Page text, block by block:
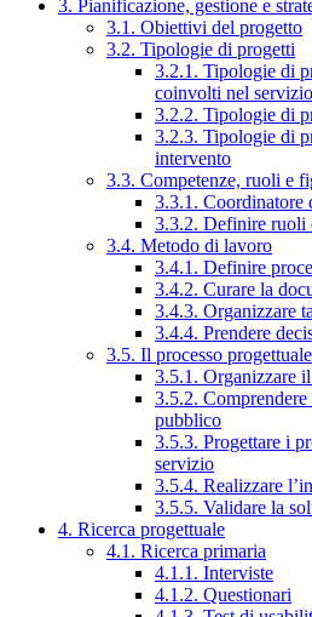
3. Pianificazione, gestione e
3.1. Obiettivi del progetto
3.2. Tipologie di progetti
3.2.1. Tipologie di
coinvolti nel servizio
3.2.2. Tipologie di
3.2.3. Tipologie di
intervento
3.3. Competenze, ruoli e
3.3.1. Coordinatore
3.3.2. Definire ruoli
3.4. Metodo di lavoro
3.4.1. Definire
3.4.2. Curare la
3.4.3. Organizzare
3.4.4. Prendere
3.5. Il processo progettuale
3.5.1. Organizzare
3.5.2.
pubblico
3.5.3. Progettare i
servizio
3.5.4. Realizzare
3.5.5. Validare la
4. Ricerca progettuale
4.1. Ricerca primaria
4.1.1. Interviste
4.1.2. Questionari